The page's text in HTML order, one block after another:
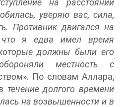
на расстоянии
уверяю вас, сила,
Противник двигался на
что я едва имел время
должны были его
местность с
». По словам Аллара,
течение долгого времени
на возвышенности и в